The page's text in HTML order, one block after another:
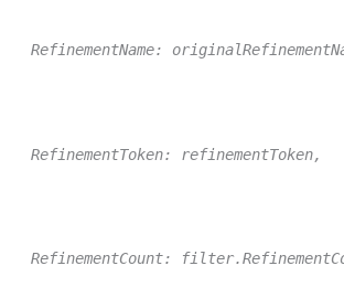
RefinementName:
RefinementToken: refinementToken,
RefinementCount: